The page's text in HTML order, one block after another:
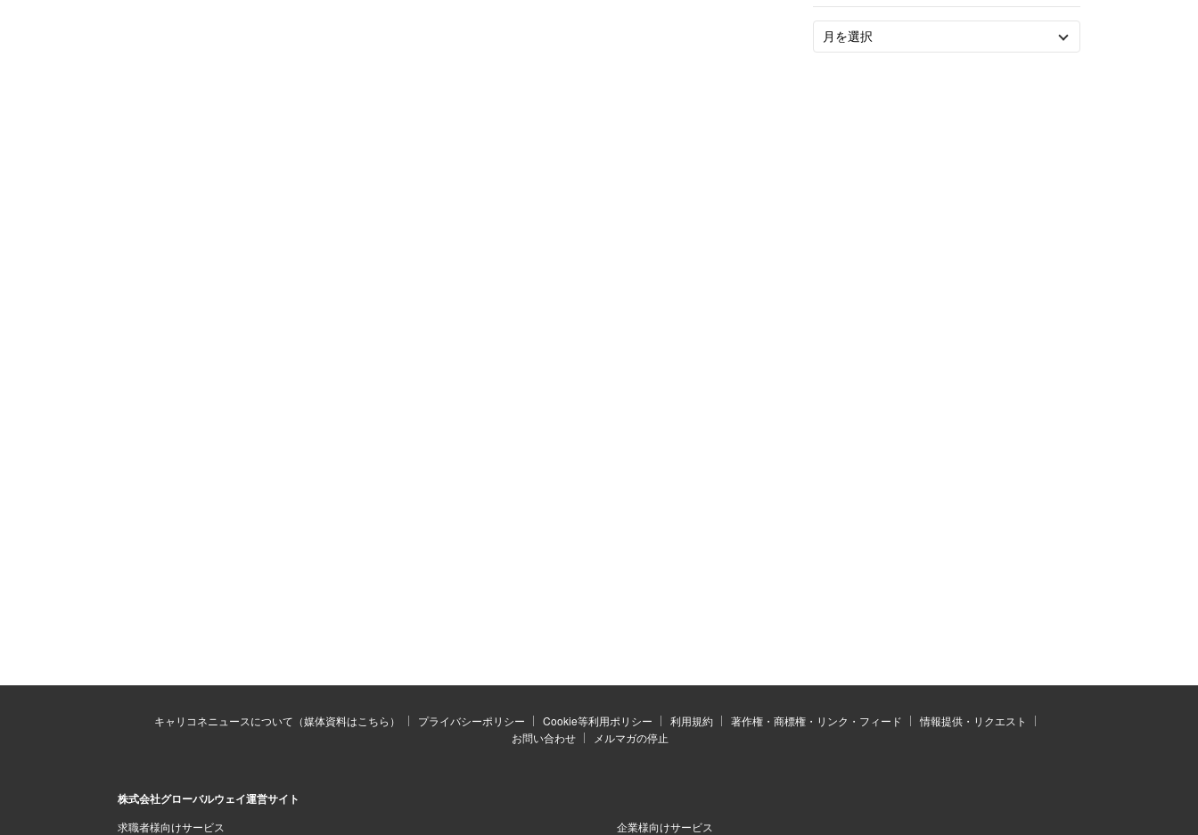
キャリコネニュースについて（媒体資料はこちら） プライバシーポリシー Cookie等利用ポリシー 利用規約 著作権・商標権・リンク・フィード
情報提供・リクエスト
お問い合わせ
メルマガの停止
株式会社グローバルウェイ運営サイト
求職者様向けサービス 企業様向けサービス